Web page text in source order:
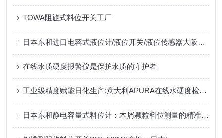
TOWA阻旋式料位开关工厂
日本东和进口电容式液位计/液位开关/液位传感器大阪生产
在线水质硬度报警仪是保护水质的守护者
工业级精度赋能日化生产:意大利APURA在线水硬度检测仪实现智能检测
日本东和静电容量式料位计：木屑颗粒料位测量的精准之选